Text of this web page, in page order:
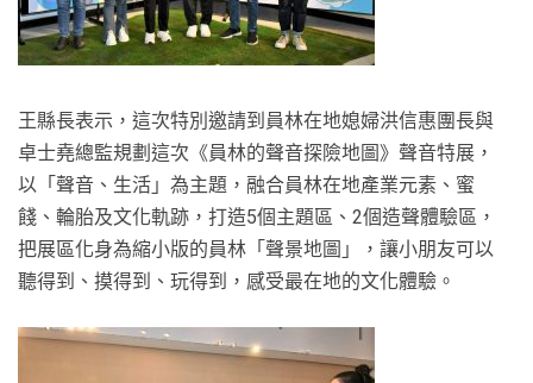
王縣長表示，這次特別邀請到員林在地媳婦洪信惠團長與
卓士堯總監規劃這次《員林的聲音探險地圖》聲音特展，
以「聲音、生活」為主題，融合員林在地產業元素、蜜
餞、輪胎及文化軌跡，打造5個主題區、2個造聲體驗區，
把展區化身為縮小版的員林「聲景地圖」，讓小朋友可以
聽得到、摸得到、玩得到，感受最在地的文化體驗。